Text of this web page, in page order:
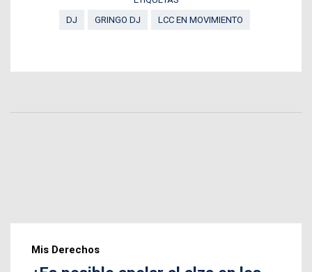
DJ
GRINGO DJ LCC EN MOVIMIENTO
Mis Derechos